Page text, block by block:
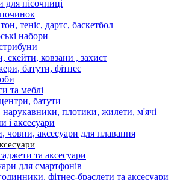
для пісочниці
теніс, дартс, баскетбол
набори
скейти, ковзани , захист
батути, фітнес
та меблі
батути
плотики, жилети, м'ячі
і аксесуари
човни, аксесуари для плавання
та аксесуари
для смартфонів
фітнес-браслети та аксесуари